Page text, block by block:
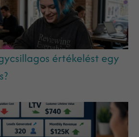
értékelést egy